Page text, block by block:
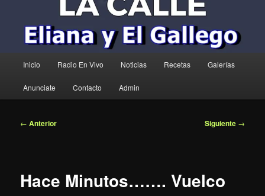
principal
Inicio Radio En Vivo Noticias Recetas Galerías
Anunciate Contacto Admin
Navegación
← Anterior Siguiente →
Hace Minutos……. Vuelco